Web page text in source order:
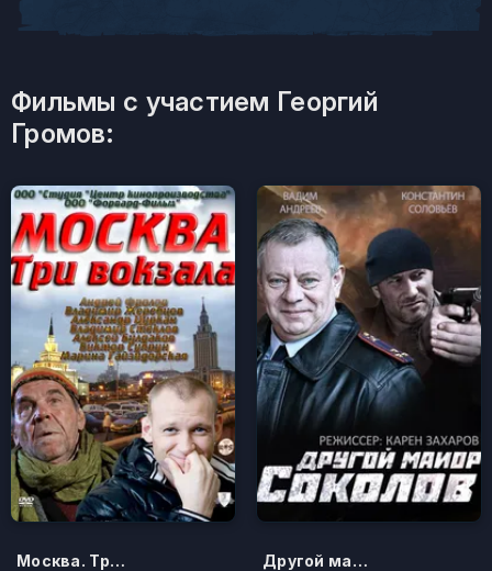
Фильмы с участием Георгий
Громов:
Москва. Три вокзала Другой майор Соколов